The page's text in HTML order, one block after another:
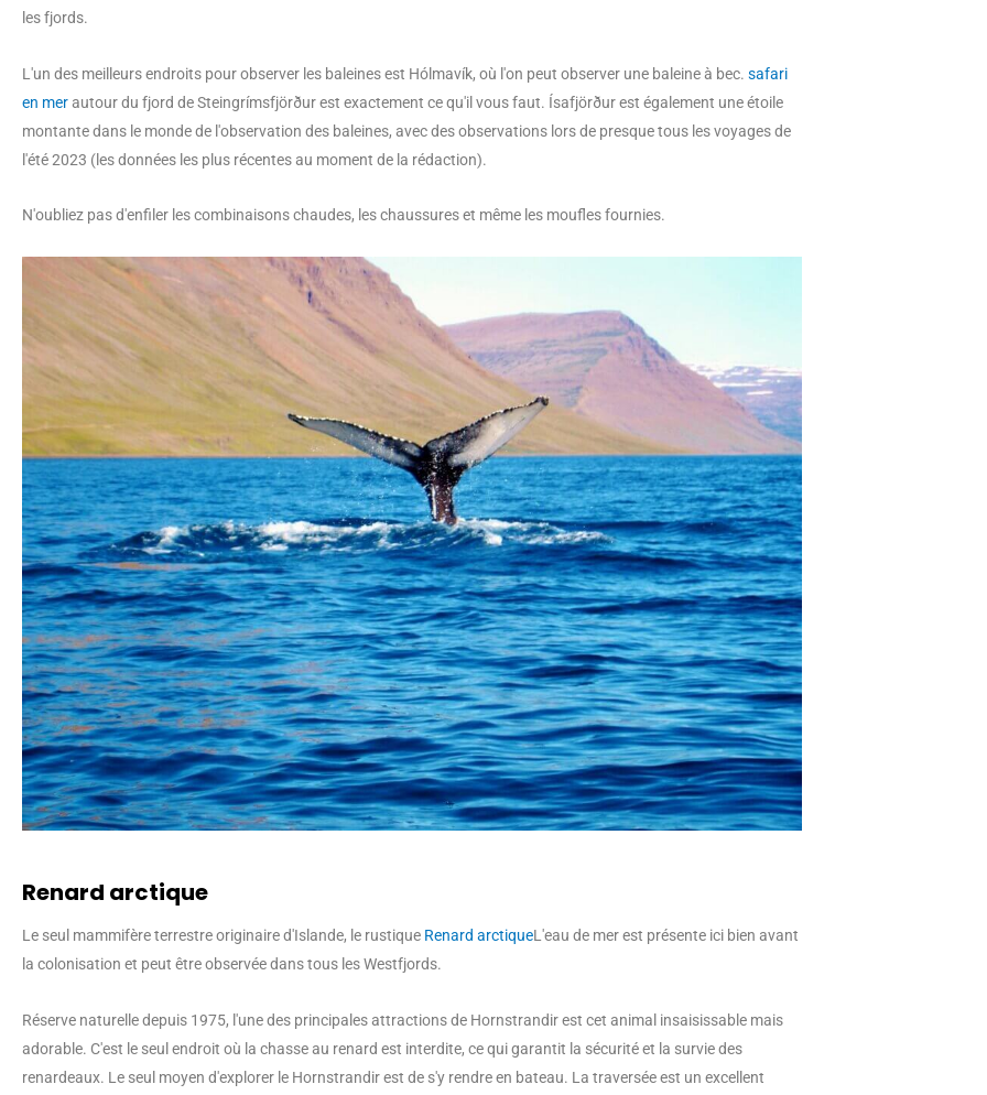
les fjords.
L'un des meilleurs endroits pour observer les baleines est Hólmavík, où l'on peut observer une baleine à bec. safari
en merautour du fjord de Steingrímsfjörður est exactement ce qu'il vous faut. Ísafjörður est également une étoile
montante dans le monde de l'observation des baleines, avec des observations lors de presque tous les voyages de
l'été 2023 (les données les plus récentes au moment de la rédaction).
N'oubliez pas d'enfiler les combinaisons chaudes, les chaussures et même les moufles fournies.
Renard arctique
Le seul mammifère terrestre originaire d'Islande, le rustique Renard arctiqueL'eau de mer est présente ici bien avant
la colonisation et peut être observée dans tous les Westfjords.
Réserve naturelle depuis 1975, l'une des principales attractions de Hornstrandir est cet animal insaisissable mais
adorable. C'est le seul endroit où la chasse au renard est interdite, ce qui garantit la sécurité et la survie des
renardeaux. Le seul moyen d'explorer le Hornstrandir est de s'y rendre en bateau. La traversée est un excellent